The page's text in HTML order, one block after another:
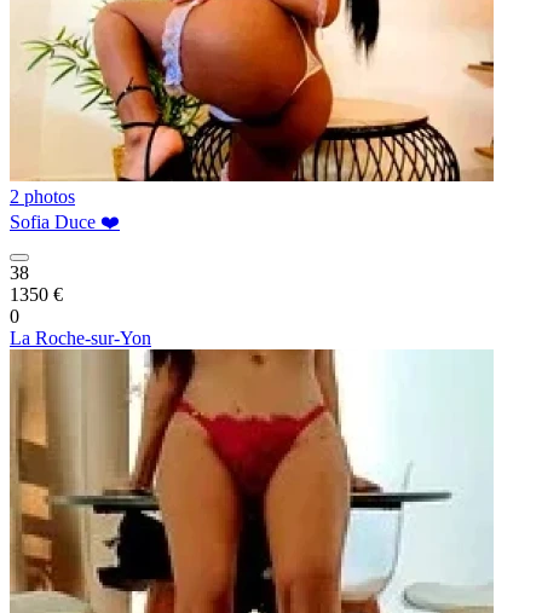
2 photos
Sofia Duce ❤️
38
1350 €
0
La Roche-sur-Yon